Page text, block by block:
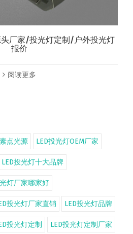
头厂家/投光灯定制/户外投光灯
报价
阅读更多
点光源 LED投光灯OEM厂家
LED投光灯十大品牌
灯厂家哪家好
投光灯厂家直销 LED投光灯品牌
投光灯定制 LED投光灯定制厂家